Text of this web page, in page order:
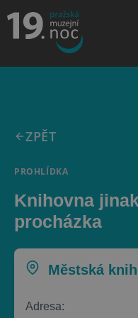
ZPĚT
PROHLÍDKA
Knihovna
procházka
Městská
Adresa: